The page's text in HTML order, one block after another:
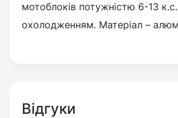
мотоблоків потужністю 6-13
охолодженням. Матеріал –
Відгуки